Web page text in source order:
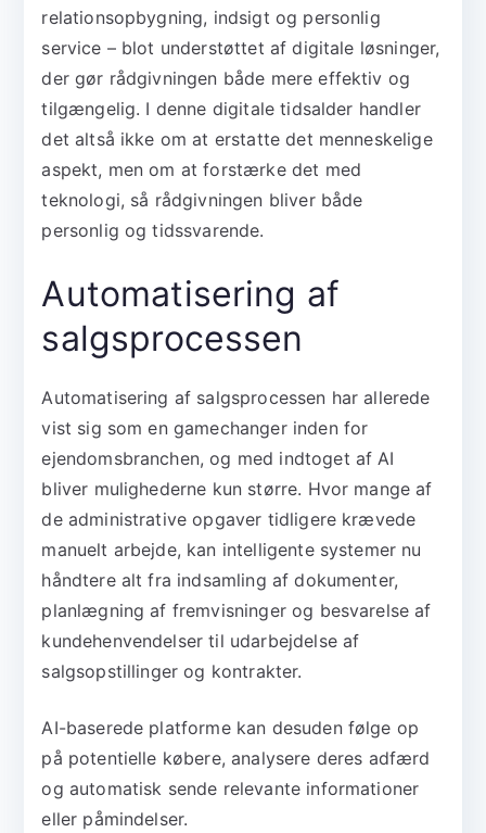
relationsopbygning, indsigt og personlig
service – blot understøttet af digitale løsninger,
der gør rådgivningen både mere effektiv og
tilgængelig. I denne digitale tidsalder handler
det altså ikke om at erstatte det menneskelige
aspekt, men om at forstærke det med
teknologi, så rådgivningen bliver både
personlig og tidssvarende.
Automatisering af
salgsprocessen
Automatisering af salgsprocessen har allerede
vist sig som en gamechanger inden for
ejendomsbranchen, og med indtoget af AI
bliver mulighederne kun større. Hvor mange af
de administrative opgaver tidligere krævede
manuelt arbejde, kan intelligente systemer nu
håndtere alt fra indsamling af dokumenter,
planlægning af fremvisninger og besvarelse af
kundehenvendelser til udarbejdelse af
salgsopstillinger og kontrakter.
AI-baserede platforme kan desuden følge op
på potentielle købere, analysere deres adfærd
og automatisk sende relevante informationer
eller påmindelser.